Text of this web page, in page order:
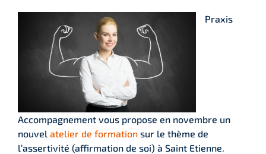
Praxis
Accompagnement vous propose en novembre un
nouvel atelier de formation sur le thème de
l’assertivité (affirmation de soi) à Saint Etienne.